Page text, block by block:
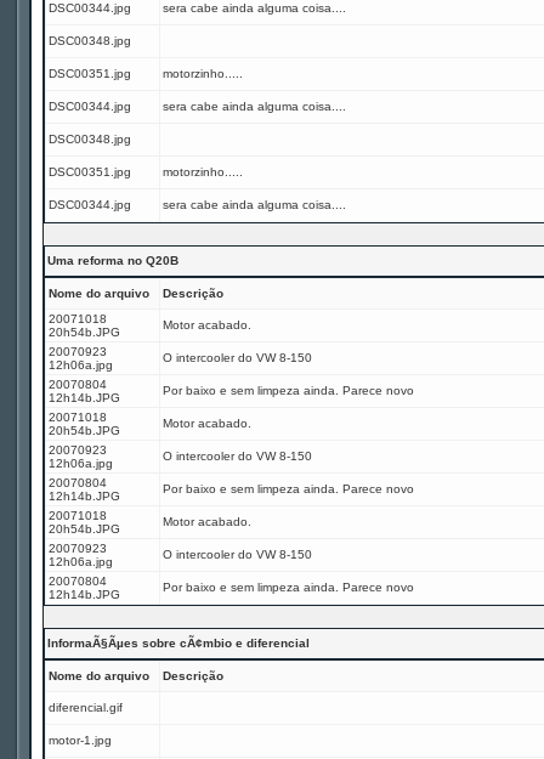
DSC00344.jpg sera cabe ainda alguma coisa....
DSC00348.jpg
DSC00351.jpg motorzinho.....
DSC00344.jpg sera cabe ainda alguma coisa....
DSC00348.jpg
DSC00351.jpg motorzinho.....
DSC00344.jpg sera cabe ainda alguma coisa....
Uma reforma no Q20B
Nome do arquivo
Descrição
20071018
20h54b.JPG
Motor acabado.
20070923
12h06a.jpg
O intercooler do VW 8-150
20070804
12h14b.JPG
Por baixo e sem limpeza ainda. Parece novo
20071018
20h54b.JPG
Motor acabado.
20070923
12h06a.jpg
O intercooler do VW 8-150
20070804
12h14b.JPG
Por baixo e sem limpeza ainda. Parece novo
20071018
20h54b.JPG
Motor acabado.
20070923
12h06a.jpg
O intercooler do VW 8-150
20070804
12h14b.JPG
Por baixo e sem limpeza ainda. Parece novo
InformaÃ§Ãµes sobre cÃ¢mbio e diferencial
Nome do arquivo Descrição
diferencial.gif
motor-1.jpg